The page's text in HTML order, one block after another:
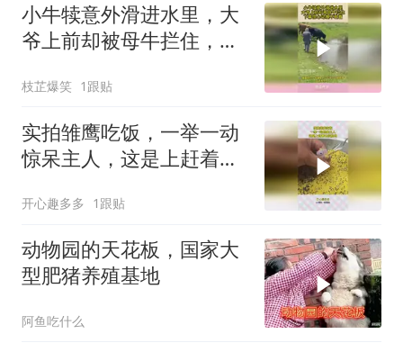
小牛犊意外滑进水里，大
爷上前却被母牛拦住，下
枝芷爆笑 1跟贴
实拍雏鹰吃饭，一举一动
惊呆主人，这是上赶着去
开心趣多多 1跟贴
动物园的天花板，国家大
型肥猪养殖基地
阿鱼吃什么